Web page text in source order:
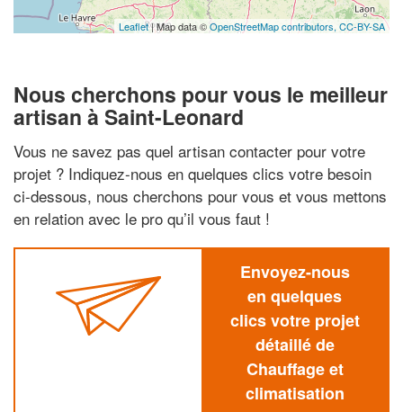
Leaflet| Map data ©OpenStreetMap contributors, CC-BY-SA
Nous cherchons pour vous le meilleur
artisan à Saint-Leonard
Vous ne savez pas quel artisan contacter pour votre
projet ? Indiquez-nous en quelques clics votre besoin
ci-dessous, nous cherchons pour vous et vous mettons
en relation avec le pro qu’il vous faut !
Envoyez-nous
en quelques
clics votre projet
détaillé de
Chauffage et
climatisation